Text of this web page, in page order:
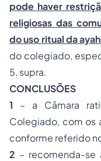
pode haver
religiosas das
do uso ritual da
do colegiado,
5, supra.
CONCLUSÕES
1 – a Câmara
Colegiado, com os
conforme referido
2 – recomenda-se